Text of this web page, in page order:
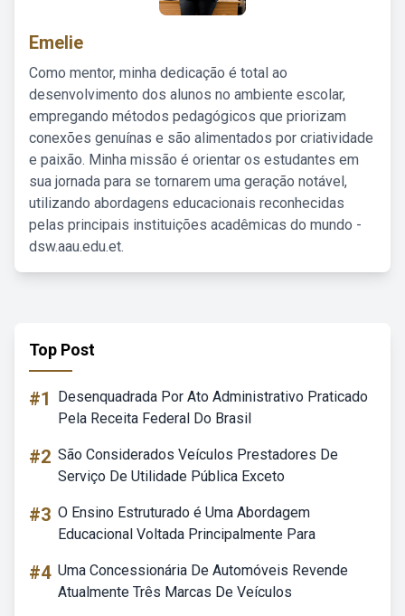
Emelie
Como mentor, minha dedicação é total ao
desenvolvimento dos alunos no ambiente escolar,
empregando métodos pedagógicos que priorizam
conexões genuínas e são alimentados por criatividade
e paixão. Minha missão é orientar os estudantes em
sua jornada para se tornarem uma geração notável,
utilizando abordagens educacionais reconhecidas
pelas principais instituições acadêmicas do mundo -
dsw.aau.edu.et.
Top Post
#1
Desenquadrada Por Ato Administrativo Praticado
Pela Receita Federal Do Brasil
#2 São Considerados Veículos Prestadores De
Serviço De Utilidade Pública Exceto
#3 O Ensino Estruturado é Uma Abordagem
Educacional Voltada Principalmente Para
#4 Uma Concessionária De Automóveis Revende
Atualmente Três Marcas De Veículos